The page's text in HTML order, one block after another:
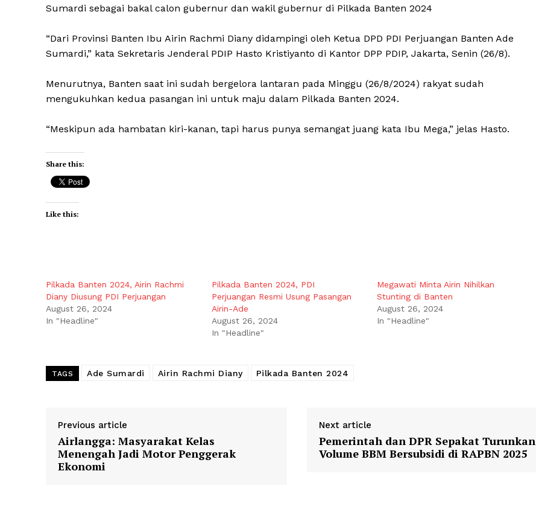
Sumardi sebagai bakal calon gubernur dan wakil gubernur di Pilkada Banten 2024
“Dari Provinsi Banten Ibu Airin Rachmi Diany didampingi oleh Ketua DPD PDI Perjuangan Banten Ade
Sumardi,” kata Sekretaris Jenderal PDIP Hasto Kristiyanto di Kantor DPP PDIP, Jakarta, Senin (26/8).
Menurutnya, Banten saat ini sudah bergelora lantaran pada Minggu (26/8/2024) rakyat sudah
mengukuhkan kedua pasangan ini untuk maju dalam Pilkada Banten 2024.
“Meskipun ada hambatan kiri-kanan, tapi harus punya semangat juang kata Ibu Mega,” jelas Hasto.
Share this:
Like this:
Pilkada Banten 2024, Airin Rachmi
Diany Diusung PDI Perjuangan
August 26, 2024
In "Headline"
Pilkada Banten 2024, PDI
Perjuangan Resmi Usung Pasangan
Airin-Ade
August 26, 2024
In "Headline"
Megawati Minta Airin Nihilkan
Stunting di Banten
August 26, 2024
In "Headline"
TAGS Ade Sumardi Airin Rachmi Diany Pilkada Banten 2024
Previous article
Airlangga: Masyarakat Kelas
Menengah Jadi Motor Penggerak
Ekonomi
Next article
Pemerintah dan DPR Sepakat Turunkan
Volume BBM Bersubsidi di RAPBN 2025